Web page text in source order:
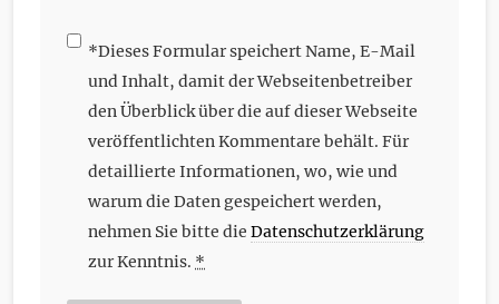
*Dieses Formular speichert Name, E-Mail
und Inhalt, damit der Webseitenbetreiber
den Überblick über die auf dieser Webseite
veröffentlichten Kommentare behält. Für
detaillierte Informationen, wo, wie und
warum die Daten gespeichert werden,
nehmen Sie bitte die Datenschutzerklärung
zur Kenntnis. *